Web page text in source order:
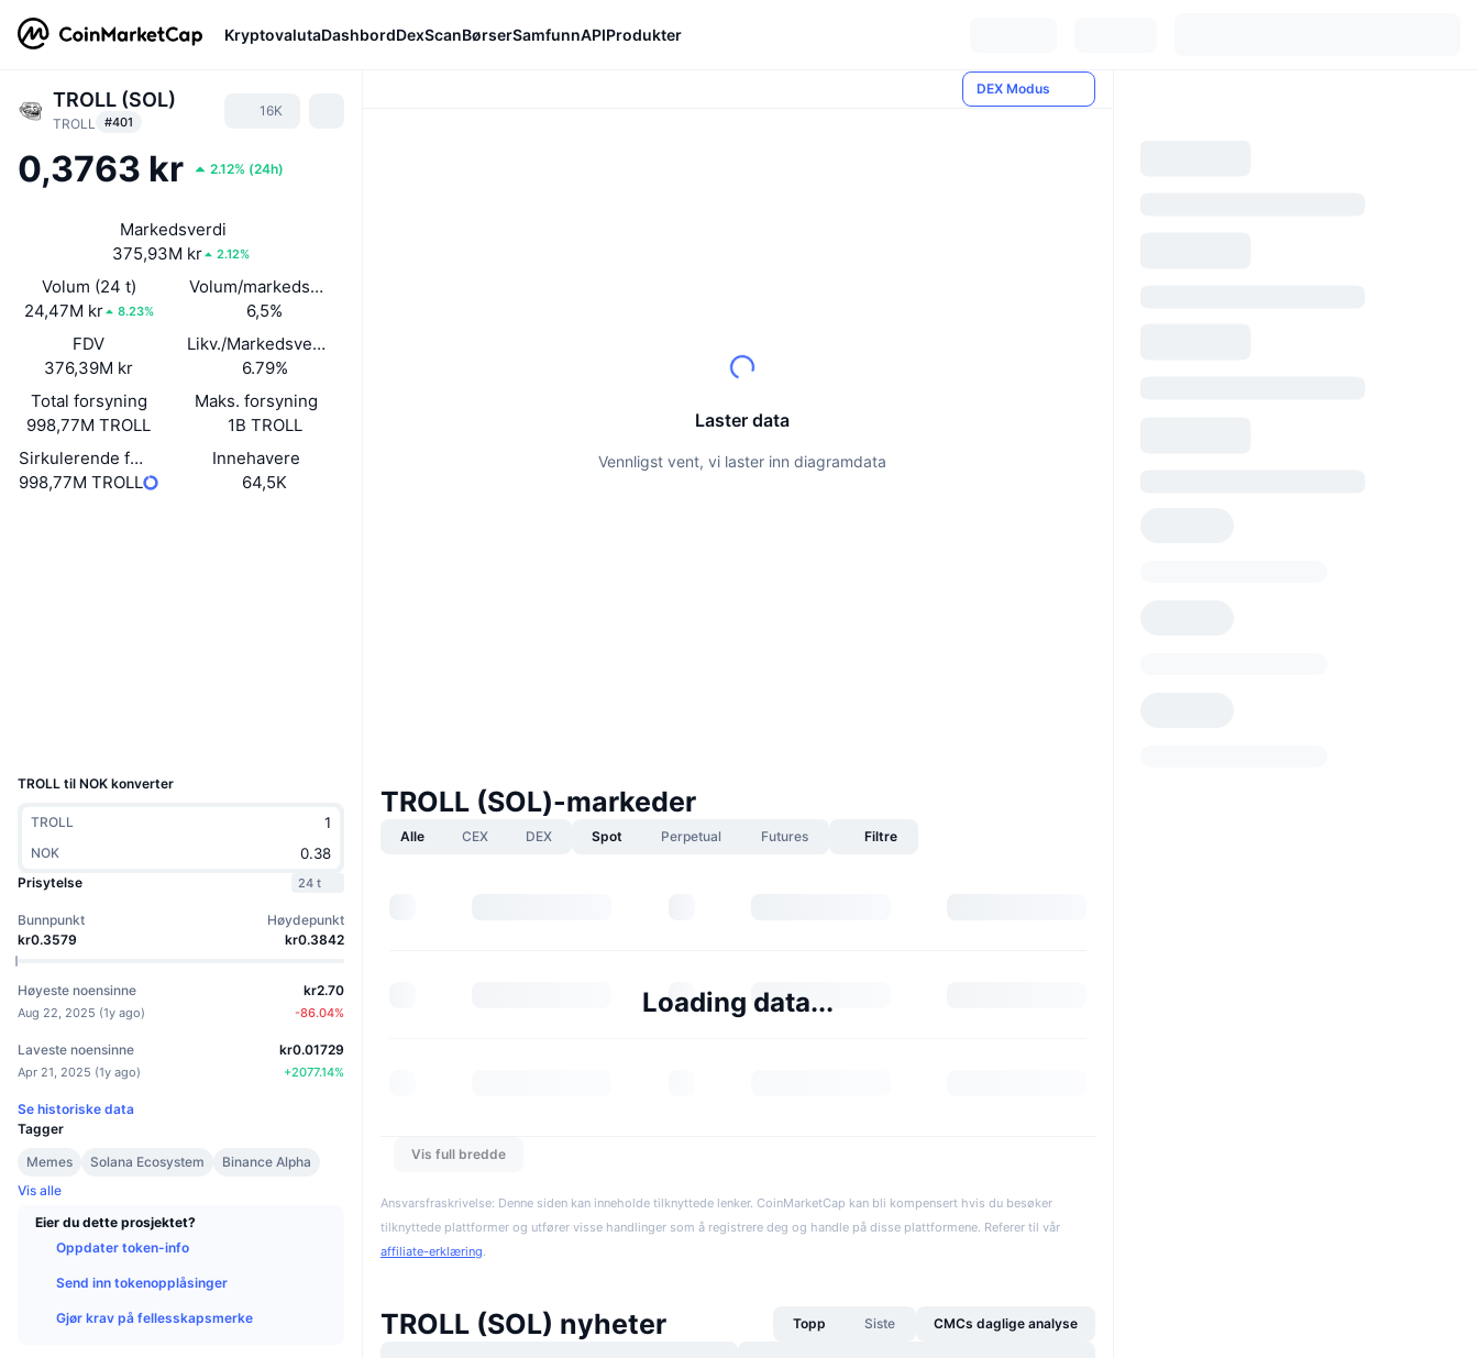
KryptovalutaDashbordDexScanBørserSamfunnAPIProdukter
TROLL (SOL)
TROLL #401
16K
0,3763 kr 2.12% (24h)
Markedsverdi
375,93M kr
2.12%
Volum (24 t)
24,47M kr
8.23%
Volum/markedsverdi (24 timer)
6,5%
FDV
376,39M kr
Likv./Markedsverdi
6.79%
Total forsyning
998,77M TROLL
Maks. forsyning
1B TROLL
Sirkulerende forsyning
998,77M TROLL
Innehavere
64,5K
TROLL til NOK konverter
TROLL
NOK
Prisytelse
24 t
Bunnpunkt
kr0.3579
Høydepunkt
kr0.3842
Høyeste noensinne
Aug 22, 2025 (1y ago)
kr2.70
-86.04%
Laveste noensinne
Apr 21, 2025 (1y ago)
kr0.01729
+2077.14%
Se historiske data
Tagger
Memes
Solana Ecosystem
Binance Alpha
Vis alle
Eier du dette prosjektet?
Oppdater token-info
Send inn tokenopplåsinger
Gjør krav på fellesskapsmerke
DEX Modus
Laster data
Vennligst vent, vi laster inn diagramdata
TROLL (SOL)-markeder
Alle CEX DEX Spot Perpetual Futures Filtre
Loading data...
Vis full bredde
Ansvarsfraskrivelse: Denne siden kan inneholde tilknyttede lenker. CoinMarketCap kan bli kompensert hvis du besøker
tilknyttede plattformer og utfører visse handlinger som å registrere deg og handle på disse plattformene. Referer til vår
affiliate-erklæring.
TROLL (SOL) nyheter Topp Siste CMCs daglige analyse